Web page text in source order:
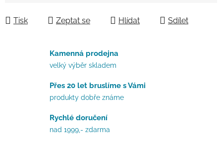
Tisk Zeptat se Hlídat Sdílet
Kamenná prodejna
velký výběr skladem
Přes 20 let bruslíme s Vámi
produkty dobře známe
Rychlé doručení
nad 1999,- zdarma